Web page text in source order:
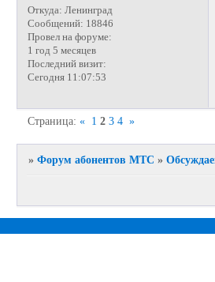
Откуда: Ленинград
Сообщений: 18846
Провел на форуме:
1 год 5 месяцев
Последний визит:
Сегодня 11:07:53
Страница:« 1 2 3 4 »
»Форум абонентов МТС »